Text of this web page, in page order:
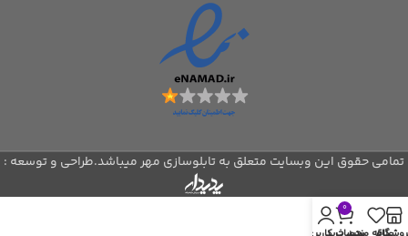
تمامی حقوق این وبسایت متعلق به تابلوسازی مهر میباشد.طراحی و توسعه :
0